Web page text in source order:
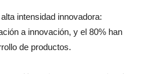
intensidad innovadora:
a innovación, y el 80% han
de productos.